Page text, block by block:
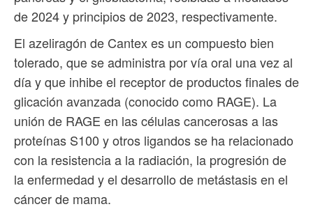
de 2024 y principios de 2023, respectivamente.
El azeliragón de Cantex es un compuesto bien
tolerado, que se administra por vía oral una vez al
día y que inhibe el receptor de productos finales de
glicación avanzada (conocido como RAGE). La
unión de RAGE en las células cancerosas a las
proteínas S100 y otros ligandos se ha relacionado
con la resistencia a la radiación, la progresión de
la enfermedad y el desarrollo de metástasis en el
cáncer de mama.